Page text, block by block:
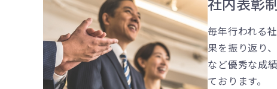
毎年行われる
果を振り返り
など優秀な成
ております。